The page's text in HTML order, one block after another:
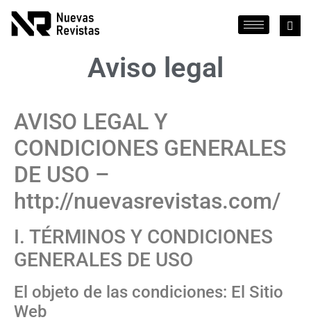
Aviso legal
AVISO LEGAL Y
CONDICIONES GENERALES
DE USO –
http://nuevasrevistas.com/
I. TÉRMINOS Y CONDICIONES
GENERALES DE USO
El objeto de las condiciones: El Sitio
Web